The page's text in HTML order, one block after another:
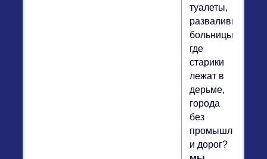
туалеты,
развалившиеся
больницы,
где
старики
лежат в
дерьме,
города
без
и дорог?